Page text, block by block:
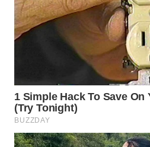
WN
KEPULAUAN
WN
BINJAI